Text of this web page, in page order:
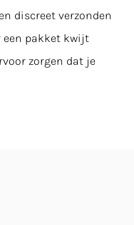
discreet verzonden
een pakket kwijt
zorgen dat je